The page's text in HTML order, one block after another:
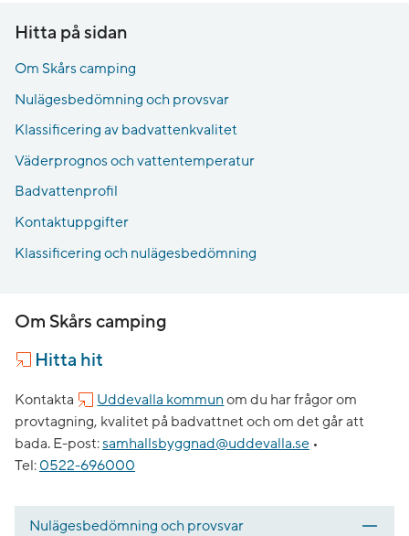
Hitta på sidan
Om Skårs camping
Nulägesbedömning och provsvar
Klassificering av badvattenkvalitet
Väderprognos och vattentemperatur
Badvattenprofil
Kontaktuppgifter
Klassificering och nulägesbedömning
Om Skårs camping
Hitta hit
Kontakta Uddevalla kommun om du har frågor om
provtagning, kvalitet på badvattnet och om det går att
bada. E-post:samhallsbyggnad@uddevalla.se •
Tel: 0522-696000
Nulägesbedömning och provsvar